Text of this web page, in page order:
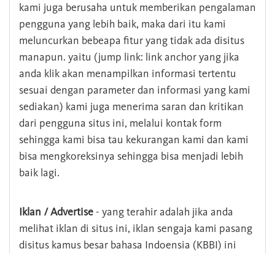
kami juga berusaha untuk memberikan pengalaman
pengguna yang lebih baik, maka dari itu kami
meluncurkan bebeapa fitur yang tidak ada disitus
manapun. yaitu (jump link: link anchor yang jika
anda klik akan menampilkan informasi tertentu
sesuai dengan parameter dan informasi yang kami
sediakan) kami juga menerima saran dan kritikan
dari pengguna situs ini, melalui kontak form
sehingga kami bisa tau kekurangan kami dan kami
bisa mengkoreksinya sehingga bisa menjadi lebih
baik lagi.
Iklan / Advertise - yang terahir adalah jika anda
melihat iklan di situs ini, iklan sengaja kami pasang
disitus kamus besar bahasa Indoensia (KBBI) ini